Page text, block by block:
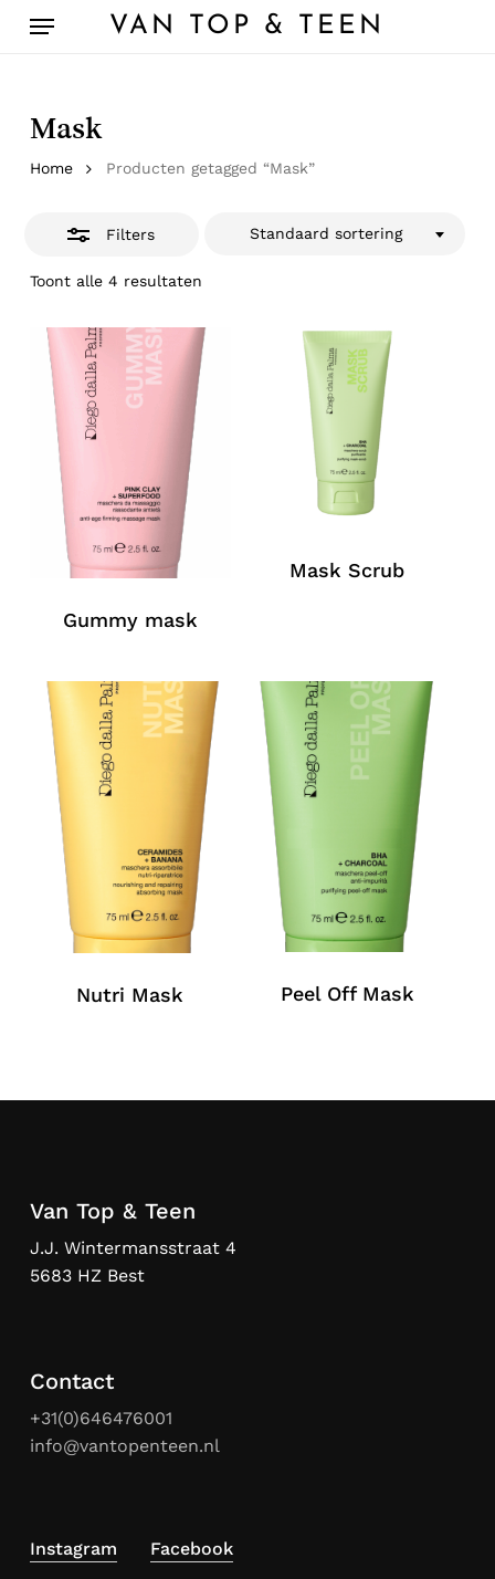
VAN TOP & TEEN
Menu
Mask
Home Producten getagged “Mask”
Filters
Toont alle 4 resultaten
Standaard sortering
Gummy mask
Mask Scrub
Nutri Mask Peel Off Mask
Van Top & Teen
J.J. Wintermansstraat 4
5683 HZ Best
Contact
+31(0)646476001
info@vantopenteen.nl
Instagram Facebook